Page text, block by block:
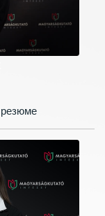
резюме